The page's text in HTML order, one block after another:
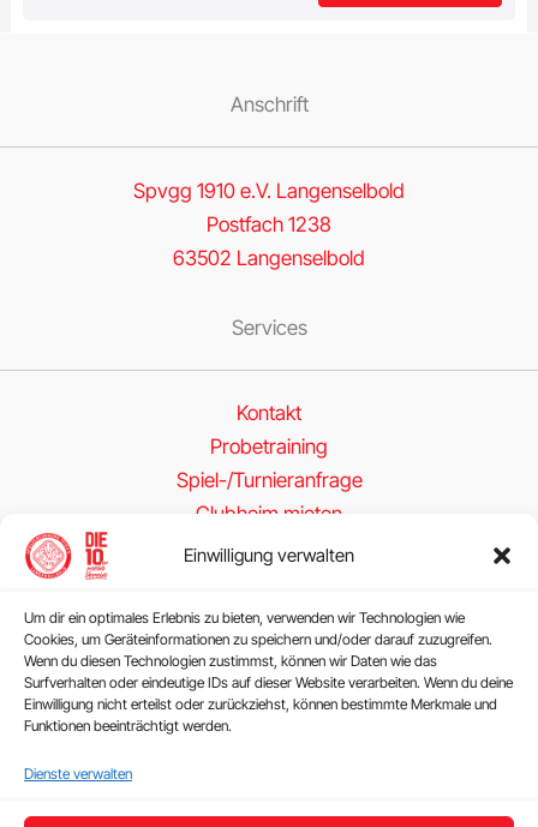
Einwilligung verwalten
Um dir ein optimales Erlebnis zu bieten, verwenden wir Technologien wie
Cookies, um Geräteinformationen zu speichern und/oder darauf zuzugreifen.
Wenn du diesen Technologien zustimmst, können wir Daten wie das
Surfverhalten oder eindeutige IDs auf dieser Website verarbeiten. Wenn du deine
Einwilligung nicht erteilst oder zurückziehst, können bestimmte Merkmale und
Funktionen beeinträchtigt werden.
Dienste verwalten
Anschrift
Spvgg 1910 e.V. Langenselbold
Postfach 1238
63502 Langenselbold
Services
Kontakt
Probetraining
Spiel-/Turnieranfrage
Clubheim mieten